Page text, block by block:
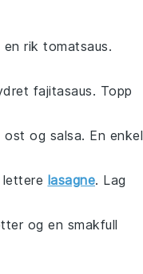
rik tomatsaus.
fajitasaus. Topp
og salsa. En enkel
lasagne. Lag
og en smakfull